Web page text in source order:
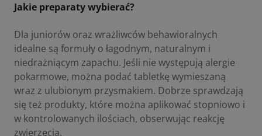
Jakie preparaty wybierać?
Dla juniorów oraz wrażliwców behawioralnych
idealne są formuły o łagodnym, naturalnym i
niedrażniącym zapachu. Jeśli nie występują alergie
pokarmowe, można podać tabletkę wymieszaną
wraz z ulubionym przysmakiem. Dobrze sprawdzają
się też produkty, które można aplikować stopniowo i
w kontrolowanych ilościach, obserwując reakcję
zwierzęcia.